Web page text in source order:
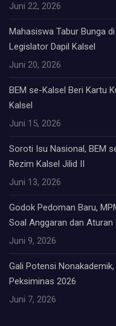
Juni 22, 2026
Mahasiswa Tabur Bunga
Legislator Dapil Kalsel
Juni 20, 2026
BEM se-Kalsel Beri Kartu
Kalsel
Juni 15, 2026
Soroti Isu Nasional, BEM
Rezim Kalsel Jilid II
Juni 13, 2026
Godok Pedoman Baru,
Soal Anggaran dan Aturan
Juni 9, 2026
Gali Potensi
Peksiminas 2026
Juni 7, 2026